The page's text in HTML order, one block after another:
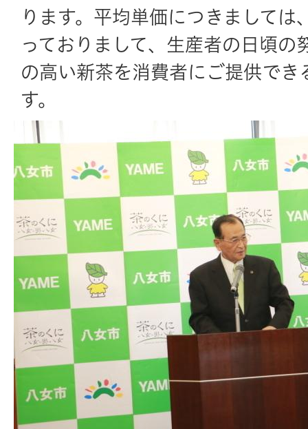
ります。平均単価につきまして
っておりまして、生産者の日頃の
の高い新茶を消費者にご提供でき
す。